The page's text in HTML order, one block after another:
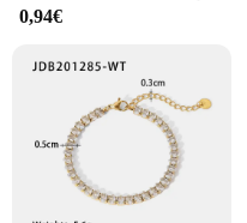
0,94€